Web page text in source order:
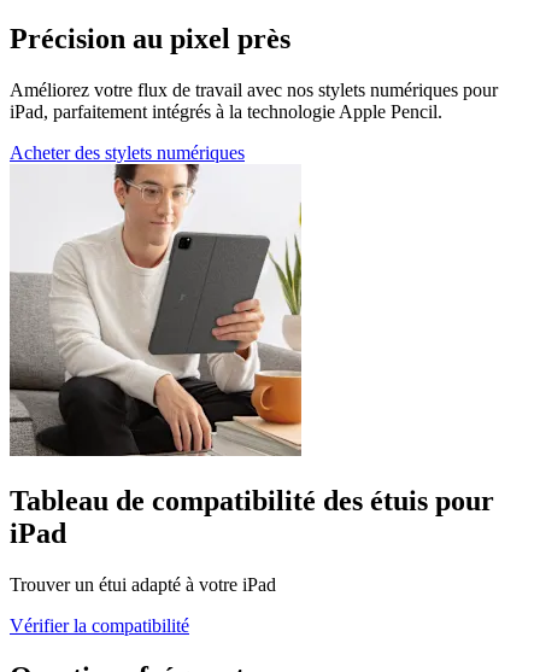
Précision au pixel près
Améliorez votre flux de travail avec nos stylets numériques pour
iPad, parfaitement intégrés à la technologie Apple Pencil.
Acheter des stylets numériques
Tableau de compatibilité des étuis pour
iPad
Trouver un étui adapté à votre iPad
Vérifier la compatibilité